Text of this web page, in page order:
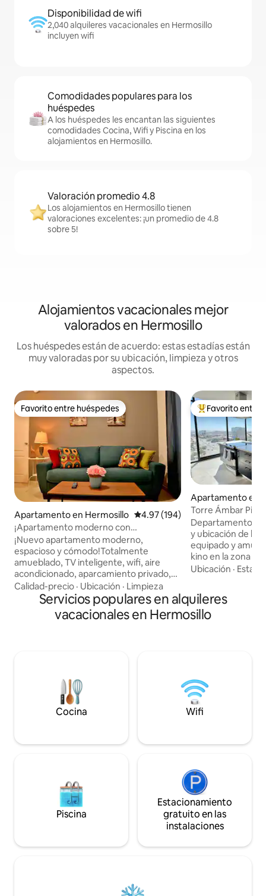
Disponibilidad de wifi
2,040 alquileres vacacionales en Hermosillo
incluyen wifi
Comodidades populares para los
huéspedes
A los huéspedes les encantan las siguientes
comodidades Cocina, Wifi y Piscina en los
alojamientos en Hermosillo.
Valoración promedio 4.8
Los alojamientos en Hermosillo tienen
valoraciones excelentes: ¡un promedio de 4.8
sobre 5!
Alojamientos vacacionales mejor
valorados en Hermosillo
Los huéspedes están de acuerdo: estas estadías están
muy valoradas por su ubicación, limpieza y otros
aspectos.
Favorito entre huéspedes
Favorito entre huéspedes
Apartamento en Hermosillo Calificación promedio: 4.97 de
4.97 (194)
¡Apartamento moderno con
aparcamiento privado!
¡Nuevo apartamento moderno,
espacioso y cómodo!Totalmente
amueblado, TV inteligente, wifi, aire
acondicionado, aparcamiento privado,
acceso al edificio con control remoto,
intercomunicador, cámaras de
seguridad, ubicado en una excelente
zona, cerca de restaurantes, bares,
bienvenida a personas de todos los
ámbitos de la vida».
Calidad-precio · Ubicación · Limpieza
Favorito entre
Favorito entre
Apartamento en
Torre Ámbar Piso
Departamento de
y ubicación de la
equipado y
kino en la zona
muy cerca de
con recamara
panorámica,
Ubicación ·
Servicios populares en alquileres
vacacionales en Hermosillo
Cocina Wifi
Piscina
Estacionamiento
gratuito en las
instalaciones